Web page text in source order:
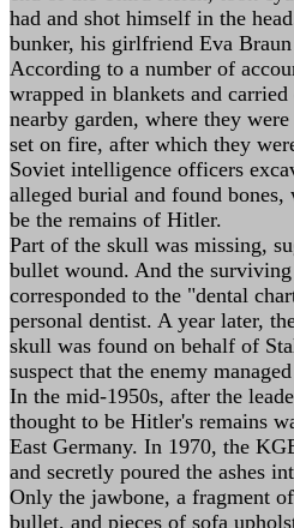
had and shot himself in the
bunker, his girlfriend Eva
According to a number of
wrapped in blankets and
nearby garden, where they
set on fire, after which they
Soviet intelligence officers
alleged burial and found
be the remains of Hitler.
Part of the skull was missing,
bullet wound. And the
corresponded to the "dental
personal dentist. A year later,
skull was found on behalf of
suspect that the enemy
In the mid-1950s, after the
thought to be Hitler's remains
East Germany. In 1970, the
and secretly poured the ashes
Only the jawbone, a fragment
bullet, and pieces of sofa